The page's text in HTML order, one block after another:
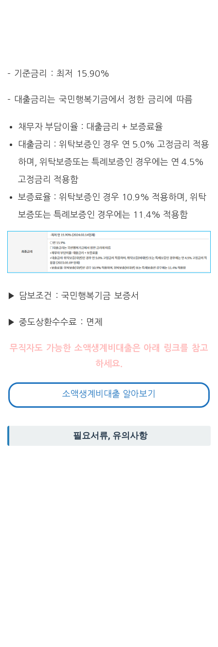
– 기준금리 : 최저 15.90%
– 대출금리는 국민행복기금에서 정한 금리에 따름
채무자 부담이율 : 대출금리 + 보증료율
대출금리 : 위탁보증인 경우 연 5.0% 고정금리 적용
하며, 위탁보증또는 특례보증인 경우에는 연 4.5%
고정금리 적용함
보증료율 : 위탁보증인 경우 10.9% 적용하며, 위탁
보증또는 특례보증인 경우에는 11.4% 적용함
▶ 담보조건 : 국민행복기금 보증서
▶ 중도상환수수료 : 면제
무직자도 가능한 소액생계비대출은 아래 링크를 참고
하세요.
소액생계비대출 알아보기
필요서류, 유의사항